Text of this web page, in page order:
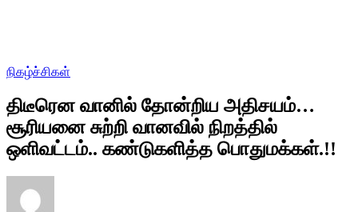
நிகழ்ச்சிகள்
திடீரென வானில் தோன்றிய அதிசயம்…
சூரியனை சுற்றி வானவில் நிறத்தில்
ஒளிவட்டம்.. கண்டுகளித்த பொதுமக்கள்.!!